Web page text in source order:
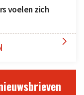
voelen zich
